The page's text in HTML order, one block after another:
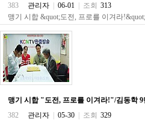
DOMCLUB.top
신
규
노
휴
사
이
북
383
관리자 06-01 조회 313
맹기 시합 &quot;도전, 프로를 이겨라
맹기 시합 "도전, 프로를 이겨라!"/김동학
382
관리자 05-30 조회 329